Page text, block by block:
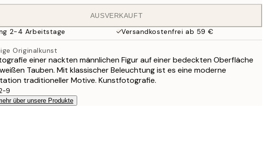
AUSVERKAUFT
2-4 Arbeitstage Versandkostenfrei ab 59 €
Originalkunst
einer nackten männlichen Figur auf einer bedeckten Oberfläche
Tauben. Mit klassischer Beleuchtung ist es eine moderne
traditioneller Motive. Kunstfotografie.
9
über unsere Produkte